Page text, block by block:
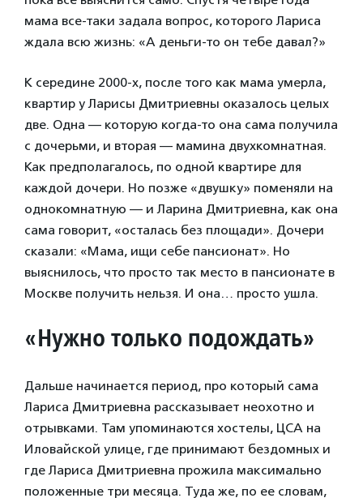
мама все-таки задала вопрос, которого Лариса
ждала всю жизнь: «А деньги-то он тебе давал?»
К середине 2000-х, после того как мама умерла,
квартир у Ларисы Дмитриевны оказалось целых
две. Одна — которую когда-то она сама получила
с дочерьми, и вторая — мамина двухкомнатная.
Как предполагалось, по одной квартире для
каждой дочери. Но позже «двушку» поменяли на
однокомнатную — и Ларина Дмитриевна, как она
сама говорит, «осталась без площади». Дочери
сказали: «Мама, ищи себе пансионат». Но
выяснилось, что просто так место в пансионате в
Москве получить нельзя. И она… просто ушла.
«Нужно только подождать»
Дальше начинается период, про который сама
Лариса Дмитриевна рассказывает неохотно и
отрывками. Там упоминаются хостелы, ЦСА на
Иловайской улице, где принимают бездомных и
где Лариса Дмитриевна прожила максимально
положенные три месяца. Туда же, по ее словам,